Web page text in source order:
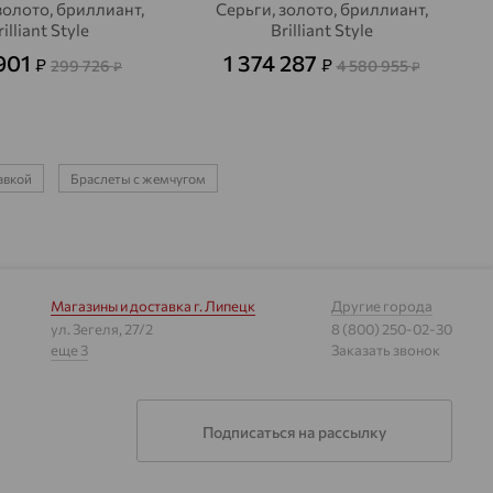
бриллиант,
Style
₽ 299 726₽
Серьги, золото, бриллиант,
Brilliant Style
1 374 287 ₽ 4 580 955₽
Браслеты с жемчугом
Магазины и доставка г. Липецк
ул. Зегеля, 27/2
еще 3
Другие города
8 (800) 250-02-30
Заказать звонок
Подписаться на рассылку